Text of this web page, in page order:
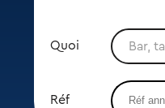
Quoi
Réf